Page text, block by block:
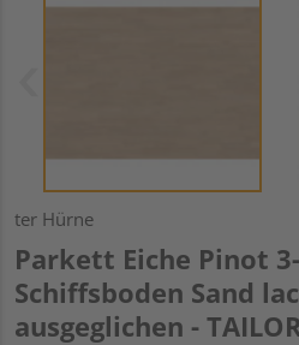
ter Hürne
Parkett Eiche Pinot
Schiffsboden Sand
ausgeglichen -